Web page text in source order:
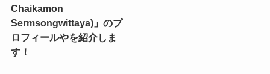
Chaikamon
Sermsongwittaya)」のプ
ロフィールやを紹介しま
す！